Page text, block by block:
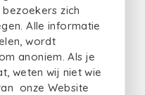
zich
Alle informatie
wordt
anoniem. Als je
weten wij niet wie
onze Website